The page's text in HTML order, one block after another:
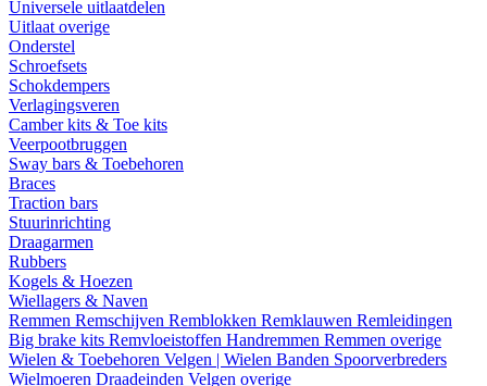
Universele uitlaatdelen
Uitlaat overige
Onderstel
Schroefsets
Schokdempers
Verlagingsveren
Camber kits & Toe kits
Veerpootbruggen
Sway bars & Toebehoren
Braces
Traction bars
Stuurinrichting
Draagarmen
Rubbers
Kogels & Hoezen
Wiellagers & Naven
Remmen Remschijven Remblokken Remklauwen Remleidingen
Big brake kits Remvloeistoffen Handremmen Remmen overige
Wielen & Toebehoren Velgen | Wielen Banden Spoorverbreders
Wielmoeren Draadeinden Velgen overige